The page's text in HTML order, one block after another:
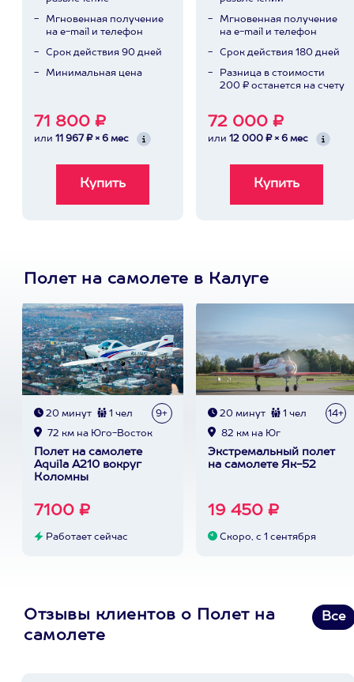
Мгновенная получение
на e-mail и телефон
Срок действия 90 дней
Минимальная цена
71 800 ₽
или 11 967 ₽ × 6 мес
Мгновенная получение
на e-mail и телефон
Срок действия 180 дней
Разница в стоимости
200 ₽ останется на счету
72 000 ₽
или 12 000 ₽ × 6 мес
Полет на самолете в Калуге
20 минут 1 чел 9+
72 км на Юго-Восток
Полет на самолете
Aquila A210 вокруг
Коломны
7100 ₽
Работает сейчас
20 минут 1 чел 14+
82 км на Юг
Экстремальный полет
на самолете Як-52
19 450 ₽
Скоро, с 1 сентября
Отзывы клиентов о Полет на
самолете
Все